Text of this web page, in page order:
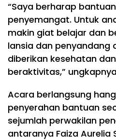
“Saya berharap
penyemangat. Untuk
makin giat belajar dan
lansia dan penyandang
diberikan kesehatan
beraktivitas,”
Acara berlangsung
penyerahan bantuan
sejumlah perwakilan
antaranya Faiza Aurelia